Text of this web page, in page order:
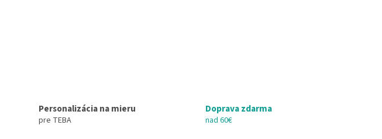
Personalizácia na mieru
pre TEBA
Doprava zdarma
nad 60€